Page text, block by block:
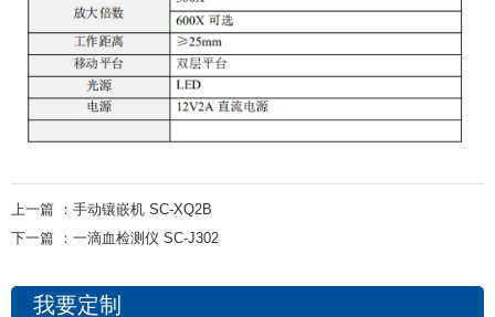
上一篇 ： 手动镶嵌机 SC-XQ2B
下一篇 ： 一滴血检测仪 SC-J302
我要定制